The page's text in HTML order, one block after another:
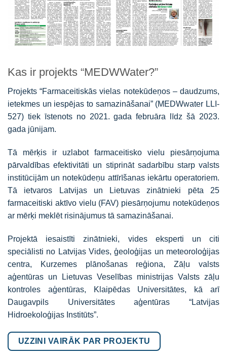
Kas ir projekts “MEDWWater?”
Projekts “Farmaceitiskās vielas notekūdeņos – daudzums,
ietekmes un iespējas to samazināšanai” (MEDWwater LLI-
527) tiek īstenots no 2021. gada februāra līdz šā 2023.
gada jūnijam.
Tā mērķis ir uzlabot farmaceitisko vielu piesārņojuma
pārvaldības efektivitāti un stiprināt sadarbību starp valsts
institūcijām un notekūdeņu attīrīšanas iekārtu operatoriem.
Tā ietvaros Latvijas un Lietuvas zinātnieki pēta 25
farmaceitiski aktīvo vielu (FAV) piesārņojumu notekūdeņos
ar mērķi meklēt risinājumus tā samazināšanai.
Projektā iesaistīti zinātnieki, vides eksperti un citi
speciālisti no Latvijas Vides, ģeoloģijas un meteoroloģijas
centra, Kurzemes plānošanas reģiona, Zāļu valsts
aģentūras un Lietuvas Veselības ministrijas Valsts zāļu
kontroles aģentūras, Klaipēdas Universitātes, kā arī
Daugavpils Universitātes aģentūras “Latvijas
Hidroekoloģijas Institūts”.
UZZINI VAIRĀK PAR PROJEKTU